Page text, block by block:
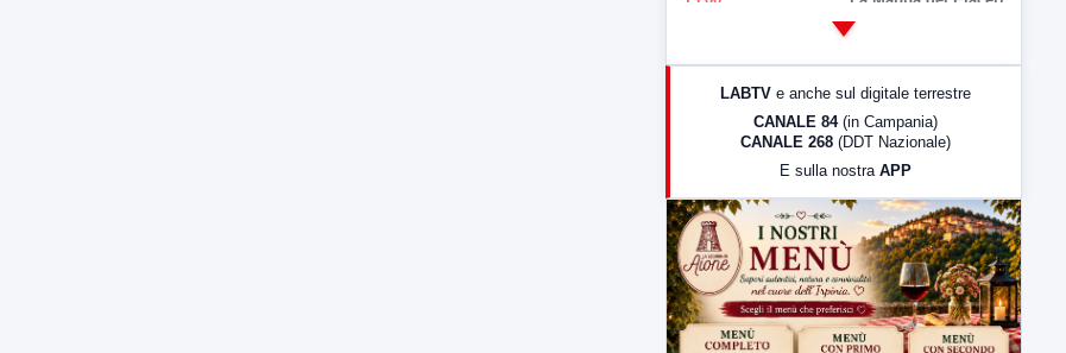
LabNews (Diretta)
23:00 LabNews (replica)
LABTV e anche sul digitale terrestre
CANALE 84 (in Campania)
CANALE 268 (DDT Nazionale)
E sulla nostra APP